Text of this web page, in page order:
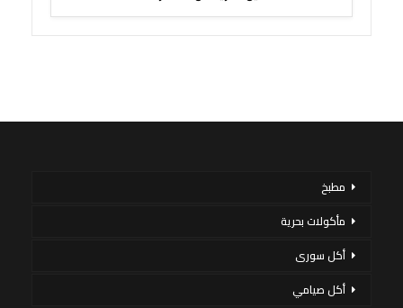
مطبخ
مأكولات بحرية
أكل سورى
أكل صيامي